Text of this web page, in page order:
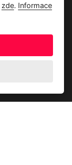
zde. Informace